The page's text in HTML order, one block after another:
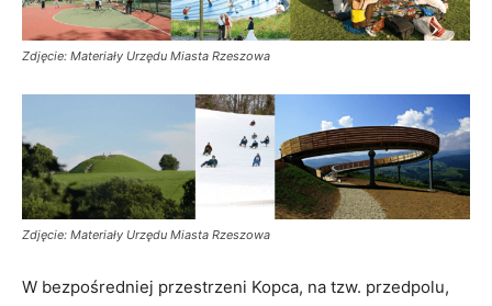
Zdjęcie: Materiały Urzędu Miasta Rzeszowa
Zdjęcie: Materiały Urzędu Miasta Rzeszowa
W bezpośredniej przestrzeni Kopca, na tzw. przedpolu,